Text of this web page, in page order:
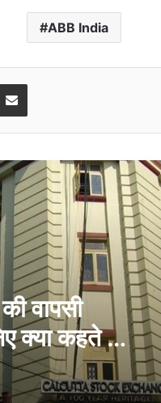
ABB India
Share via Email
वापसी
क्या कहते हैं